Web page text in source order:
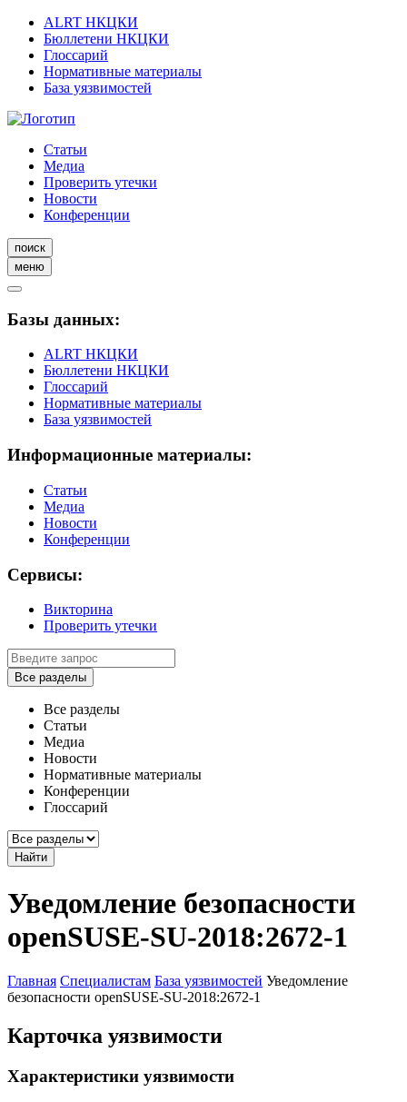
ALRT НКЦКИ
Бюллетени НКЦКИ
Глоссарий
Нормативные материалы
База уязвимостей
Статьи
Медиа
Проверить утечки
Новости
Конференции
поиск
меню
Базы данных:
ALRT НКЦКИ
Бюллетени НКЦКИ
Глоссарий
Нормативные материалы
База уязвимостей
Информационные материалы:
Статьи
Медиа
Новости
Конференции
Сервисы:
Викторина
Проверить утечки
Все разделы
Все разделы
Статьи
Медиа
Новости
Нормативные материалы
Конференции
Глоссарий
Найти
Уведомление безопасности
openSUSE-SU-2018:2672-1
Главная Специалистам База уязвимостей Уведомление
безопасности openSUSE-SU-2018:2672-1
Карточка уязвимости
Характеристики уязвимости